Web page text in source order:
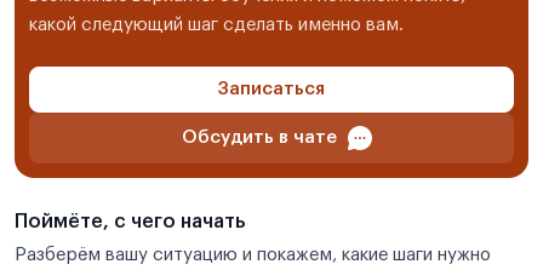
какой следующий шаг сделать именно вам.
Записаться
Обсудить в чате
Поймёте, с чего начать
Разберём вашу ситуацию и покажем, какие шаги нужно